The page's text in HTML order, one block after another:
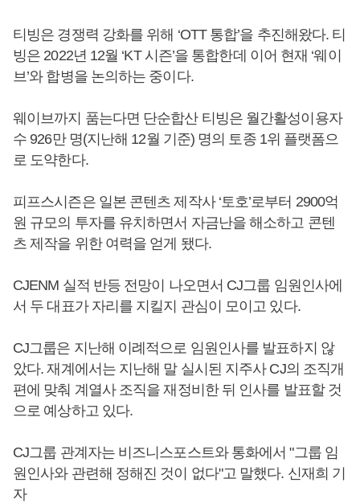
티빙은 경쟁력 강화를 위해 ‘OTT 통합’을 추진해왔다. 티
빙은 2022년 12월 ‘KT 시즌’을 통합한데 이어 현재 ‘웨이
브’와 합병을 논의하는 중이다.
웨이브까지 품는다면 단순합산 티빙은 월간활성이용자
수 926만 명(지난해 12월 기준) 명의 토종 1위 플랫폼으
로 도약한다.
피프스시즌은 일본 콘텐츠 제작사 ‘토호’로부터 2900억
원 규모의 투자를 유치하면서 자금난을 해소하고 콘텐
츠 제작을 위한 여력을 얻게 됐다.
CJENM 실적 반등 전망이 나오면서 CJ그룹 임원인사에
서 두 대표가 자리를 지킬지 관심이 모이고 있다.
CJ그룹은 지난해 이례적으로 임원인사를 발표하지 않
았다. 재계에서는 지난해 말 실시된 지주사 CJ의 조직개
편에 맞춰 계열사 조직을 재정비한 뒤 인사를 발표할 것
으로 예상하고 있다.
CJ그룹 관계자는 비즈니스포스트와 통화에서 "그룹 임
원인사와 관련해 정해진 것이 없다"고 말했다. 신재희 기
자